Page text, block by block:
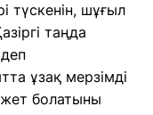
түскенін, шұғыл
таңда
ұзақ мерзімді
болатыны